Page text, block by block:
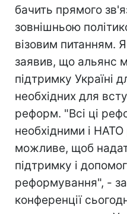
бачить прямого
зовнішньою
візовим питанням.
заявив, що альянс
підтримку Україні
необхідних для
реформ. "Всі ці
необхідними і
можливе, щоб
підтримку і
реформування", -
конференції